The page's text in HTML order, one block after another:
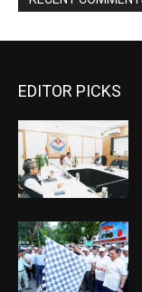
EDITOR PICKS